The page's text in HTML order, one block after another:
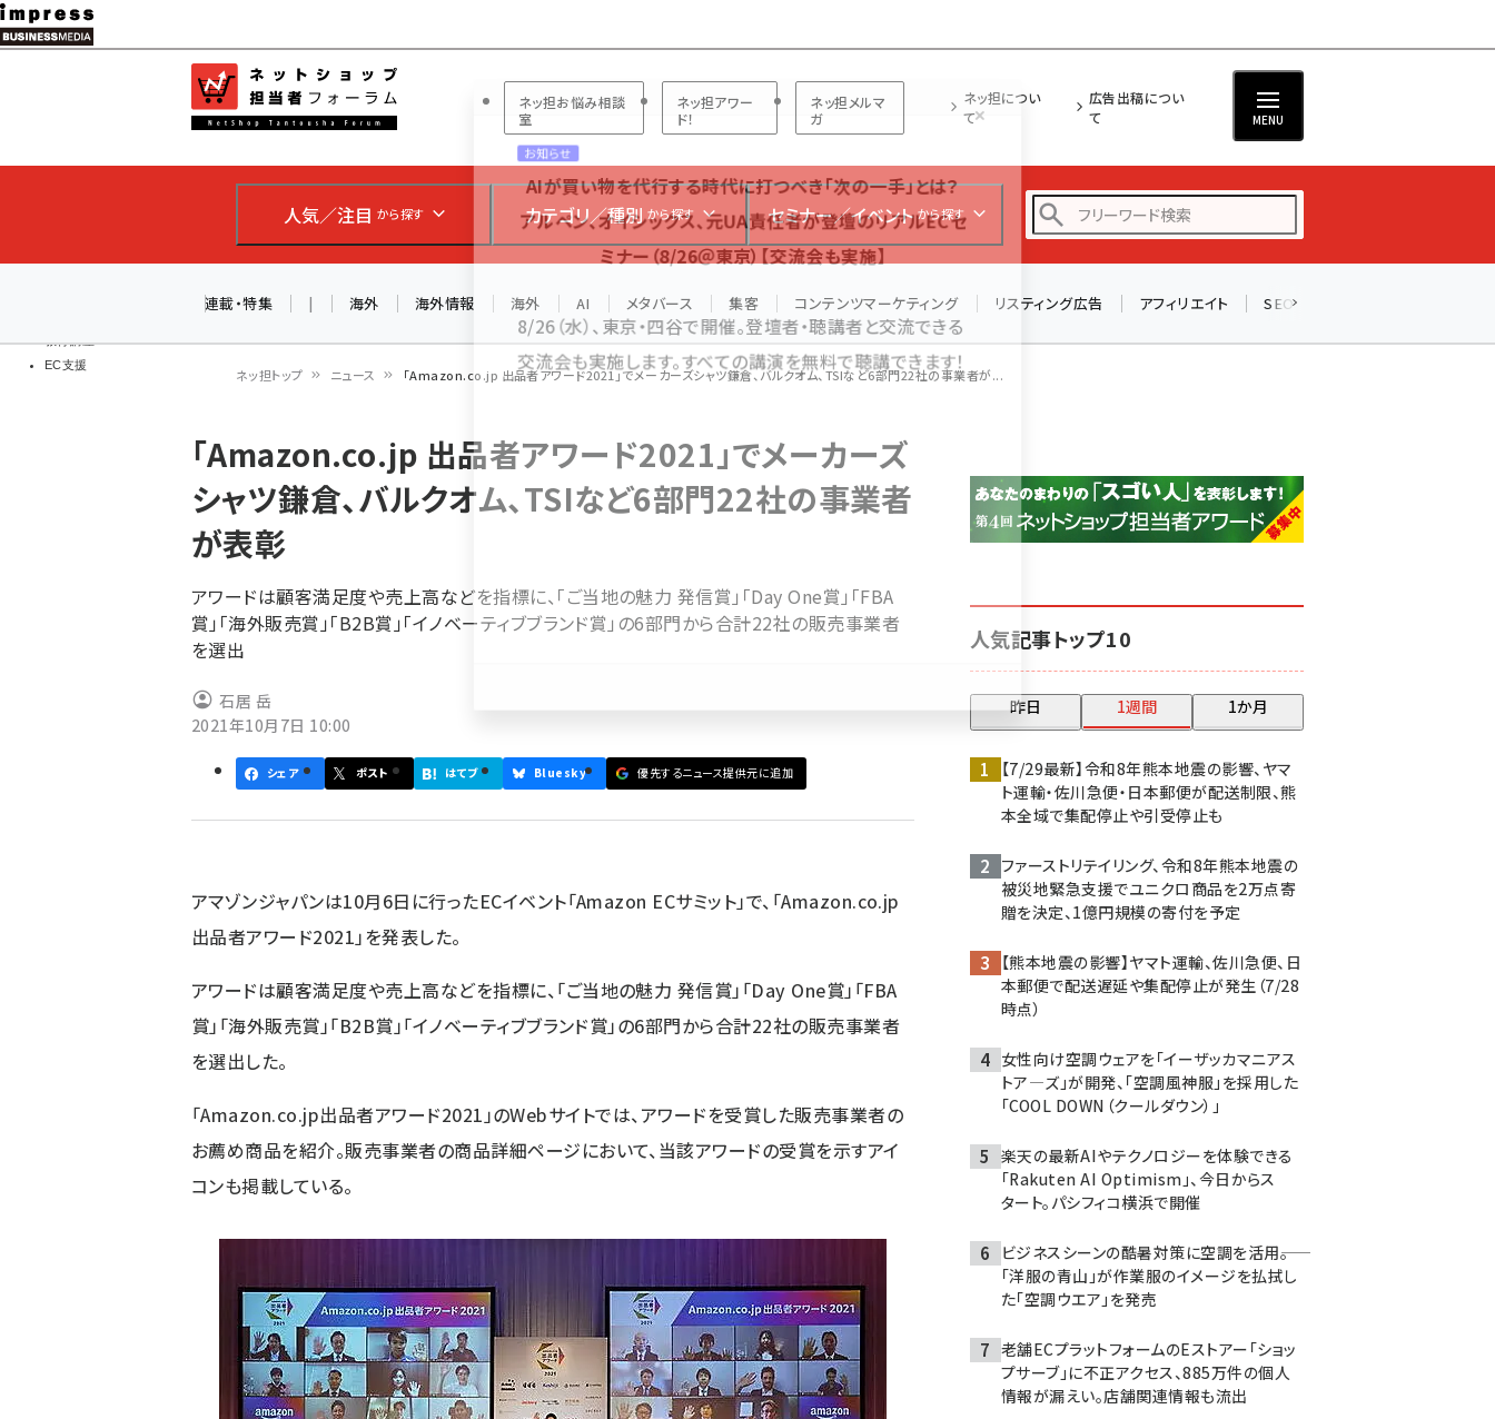
メ
イ
ン
ツ
移
教育講座
EC支援
ネットショップ担当者フォーラム
ネッ担お悩み相談
室
ネッ担アワー
ド！
ネッ担メルマ
ガ
ネッ担につい
て
広告出稿につい
て
MENU
人気／注目 から探す カテゴリ／種別 から探す セミナー／イベント から探す
アスクル (1119)
base (1077)
連載・特集 | 海外 海外情報 海外 AI メタバース 集客 コンテンツマーケティング リスティング広告 アフィリエイト SEO
ン
く
ず
ネッ担トップ ニュース 「Amazon.co.jp 出品者アワード2021」でメーカーズシャツ鎌倉、バルクオム、TSIなど6部門22社の事業者が...
「Amazon.co.jp 出品者アワード2021」でメーカーズ
シャツ鎌倉、バルクオム、TSIなど6部門22社の事業者
が表彰
アワードは顧客満足度や売上高などを指標に、「ご当地の魅力 発信賞」「Day One賞」「FBA
賞」「海外販売賞」「B2B賞」「イノベーティブブランド賞」の6部門から合計22社の販売事業者
を選出
石居 岳
2021年10月7日 10:00
シェア ポスト はてブ Bluesky 優先するニュース提供元に追加
アマゾンジャパンは10月6日に行ったECイベント「Amazon ECサミット」で、「Amazon.co.jp
出品者アワード2021」を発表した。
アワードは顧客満足度や売上高などを指標に、「ご当地の魅力 発信賞」「Day One賞」「FBA
賞」「海外販売賞」「B2B賞」「イノベーティブブランド賞」の6部門から合計22社の販売事業者
を選出した。
「Amazon.co.jp出品者アワード2021」のWebサイトでは、アワードを受賞した販売事業者の
お薦め商品を紹介。販売事業者の商品詳細ページにおいて、当該アワードの受賞を示すアイ
コンも掲載している。
人気記事トップ10
昨日 1週間 1か月
【7/29最新】令和8年熊本地震の影響、ヤマ
ト運輸・佐川急便・日本郵便が配送制限、熊
本全域で集配停止や引受停止も
ファーストリテイリング、令和8年熊本地震の
被災地緊急支援でユニクロ商品を2万点寄
贈を決定、1億円規模の寄付を予定
【熊本地震の影響】ヤマト運輸、佐川急便、日
本郵便で配送遅延や集配停止が発生（7/28
時点）
女性向け空調ウェアを「イーザッカマニアス
トア―ズ」が開発、「空調風神服」を採用した
「COOL DOWN（クールダウン）」
楽天の最新AIやテクノロジーを体験できる
「Rakuten AI Optimism」、今日からス
タート。パシフィコ横浜で開催
ビジネスシーンの酷暑対策に空調を活用――。
「洋服の青山」が作業服のイメージを払拭し
た「空調ウエア」を発売
老舗ECプラットフォームのEストアー「ショッ
プサーブ」に不正アクセス、885万件の個人
情報が漏えい。店舗関連情報も流出
お知らせ
AIが買い物を代行する時代に打つべき「次の一手」とは？
アルペン、オイシックス、元UA責任者が登壇のリアルECセ
ミナー（8/26＠東京）【交流会も実施】
8/26（水）、東京・四谷で開催。登壇者・聴講者と交流できる
交流会も実施します。すべての講演を無料で聴講できます！
参加登録はこちら↑